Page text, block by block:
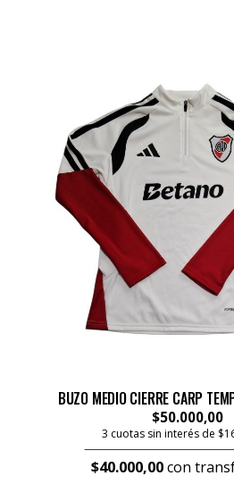
BUZO MEDIO CIERRE CARP
$50.000,00
3 cuotas sin interés de
$40.000,00con